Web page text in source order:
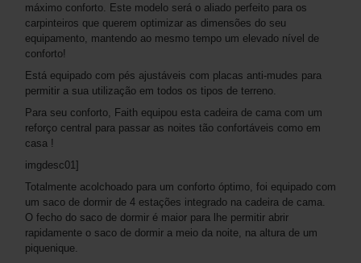
máximo conforto. Este modelo será o aliado perfeito para os
carpinteiros que querem optimizar as dimensões do seu
equipamento, mantendo ao mesmo tempo um elevado nível de
conforto!
Está equipado com pés ajustáveis com placas anti-mudes para
permitir a sua utilização em todos os tipos de terreno.
Para seu conforto, Faith equipou esta cadeira de cama com um
reforço central para passar as noites tão confortáveis como em
casa !
imgdesc01]
Totalmente acolchoado para um conforto óptimo, foi equipado com
um saco de dormir de 4 estações integrado na cadeira de cama.
O fecho do saco de dormir é maior para lhe permitir abrir
rapidamente o saco de dormir a meio da noite, na altura de um
piquenique.